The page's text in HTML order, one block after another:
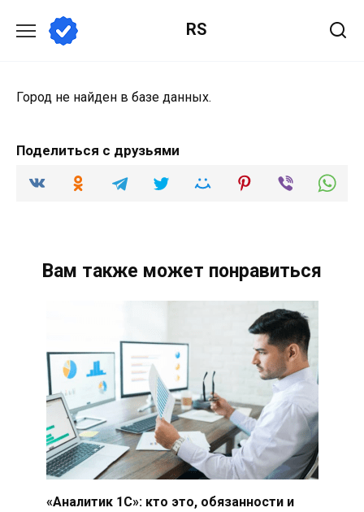
содержанию
RS
Город не найден в базе данных.
Поделиться с друзьями
Вам также может понравиться
«Аналитик 1С»: кто это, обязанности и